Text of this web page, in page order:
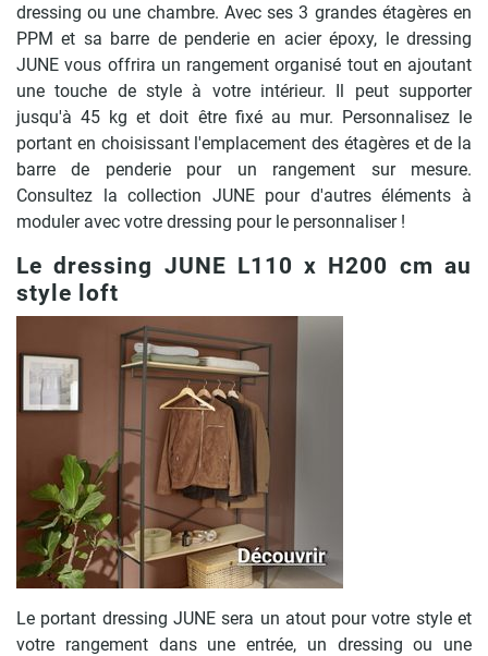
dressing ou une chambre. Avec ses 3 grandes étagères en
PPM et sa barre de penderie en acier époxy, le dressing
JUNE vous offrira un rangement organisé tout en ajoutant
une touche de style à votre intérieur. Il peut supporter
jusqu'à 45 kg et doit être fixé au mur. Personnalisez le
portant en choisissant l'emplacement des étagères et de la
barre de penderie pour un rangement sur mesure.
Consultez la collection JUNE pour d'autres éléments à
moduler avec votre dressing pour le personnaliser !
Le dressing JUNE L110 x H200 cm au
style loft
Le portant dressing JUNE sera un atout pour votre style et
votre rangement dans une entrée, un dressing ou une